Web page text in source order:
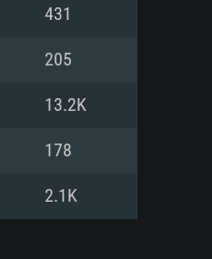
트)
라이버를
사양 지원
431
205
13.2K
178
2.1K